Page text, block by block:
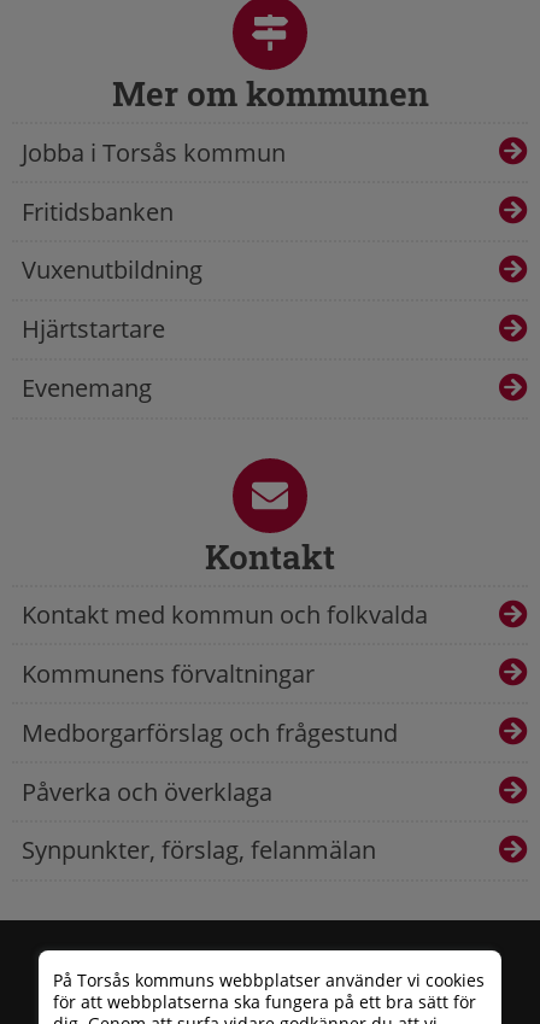
På Torsås kommuns webbplatser använder vi cookies
för att webbplatserna ska fungera på ett bra sätt för
Mer om kommunen
Jobba i Torsås kommun
Fritidsbanken
Vuxenutbildning
Hjärtstartare
Evenemang
Kontakt
Kontakt med kommun och folkvalda
Kommunens förvaltningar
Medborgarförslag och frågestund
Påverka och överklaga
Synpunkter, förslag, felanmälan